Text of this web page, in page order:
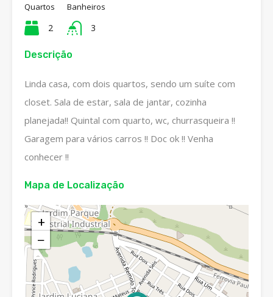
Quartos
2
Banheiros
3
Descrição
Linda casa, com dois quartos, sendo um suíte com
closet. Sala de estar, sala de jantar, cozinha
planejada!! Quintal com quarto, wc, churrasqueira !!
Garagem para vários carros !! Doc ok !! Venha
conhecer !!
Mapa de Localização
+
−